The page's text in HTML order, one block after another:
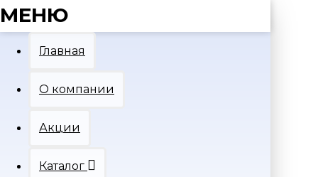
МЕНЮ
Главная
О компании
Акции
Каталог